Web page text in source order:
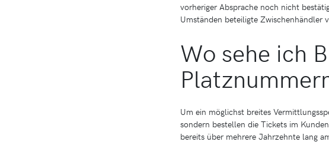
vorheriger Absprache noch nicht
Umständen beteiligte Zwischenhändler
Wo sehe ich
Um ein möglichst breites
sondern bestellen die Tickets im
bereits über mehrere Jahrzehnte lang